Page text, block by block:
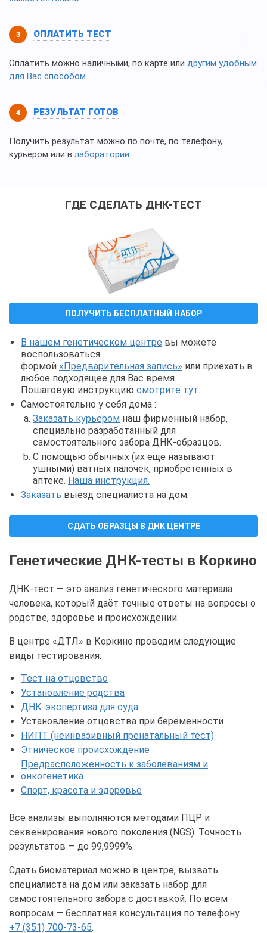
ОПЛАТИТЬ ТЕСТ
Оплатить можно наличными, по карте или другим удобным
для Вас способом.
РЕЗУЛЬТАТ ГОТОВ
Получить результат можно по почте, по телефону,
курьером или в лаборатории.
ГДЕ СДЕЛАТЬ ДНК-ТЕСТ
ПОЛУЧИТЬ БЕСПЛАТНЫЙ НАБОР
В нашем генетическом центре вы можете
воспользоваться
формой «Предварительная запись» или приехать в
любое подходящее для Вас время.
Пошаговую инструкцию смотрите тут.
Самостоятельно у себя дома :
Заказать курьером наш фирменный набор,
специально разработанный для
самостоятельного забора ДНК-образцов.
С помощью обычных (их еще называют
ушными) ватных палочек, приобретенных в
аптеке. Наша инструкция.
Заказать выезд специалиста на дом.
СДАТЬ ОБРАЗЦЫ В ДНК ЦЕНТРЕ
Генетические ДНК-тесты в Коркино
ДНК-тест — это анализ генетического материала
человека, который даёт точные ответы на вопросы о
родстве, здоровье и происхождении.
В центре «ДТЛ» в Коркино проводим следующие
виды тестирования:
Тест на отцовство
Установление родства
ДНК-экспертиза для суда
Установление отцовства при беременности
НИПТ (неинвазивный пренатальный тест)
Этническое происхождение
Предрасположенность к заболеваниям и
онкогенетика
Спорт, красота и здоровье
Все анализы выполняются методами ПЦР и
секвенирования нового поколения (NGS). Точность
результатов — до 99,9999%.
Сдать биоматериал можно в центре, вызвать
специалиста на дом или заказать набор для
самостоятельного забора с доставкой. По всем
вопросам — бесплатная консультация по телефону
+7 (351) 700-73-65.